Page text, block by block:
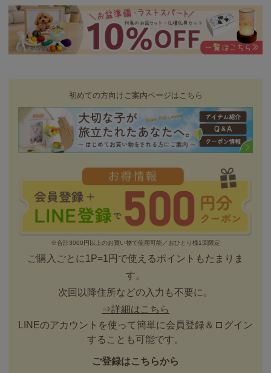
初めての方向けご案内ページはこちら
※合計3000円以上のお買い物で使用可能／おひとり様1回限定
ご購入ごとに1P=1円で使えるポイントもたまりま
す。
次回以降住所などの入力も不要に。
⇒詳細はこちら
LINEのアカウントを使って簡単に会員登録＆ログイン
することも可能です。
ご登録はこちらから